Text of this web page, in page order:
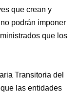
que crean y
podrán imponer
que los
Transitoria del
las entidades